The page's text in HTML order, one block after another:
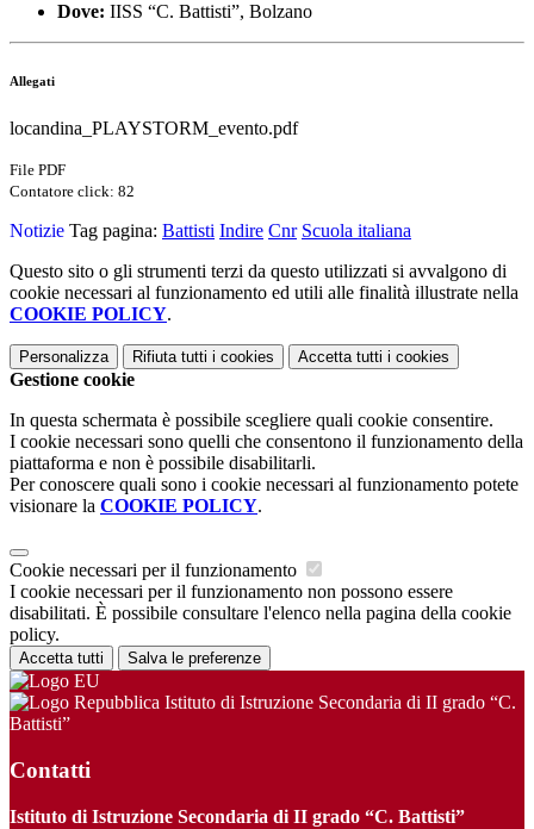
Dove: IISS “C. Battisti”, Bolzano
Allegati
locandina_PLAYSTORM_evento.pdf
File PDF
Contatore click: 82
Notizie Tag pagina: Battisti Indire Cnr Scuola italiana
Questo sito o gli strumenti terzi da questo utilizzati si avvalgono di
cookie necessari al funzionamento ed utili alle finalità illustrate nella
COOKIE POLICY.
Personalizza Rifiuta tutti i cookies Accetta tutti i cookies
Gestione cookie
In questa schermata è possibile scegliere quali cookie consentire.
I cookie necessari sono quelli che consentono il funzionamento della
piattaforma e non è possibile disabilitarli.
Per conoscere quali sono i cookie necessari al funzionamento potete
visionare la COOKIE POLICY.
Cookie necessari per il funzionamento
I cookie necessari per il funzionamento non possono essere
disabilitati. È possibile consultare l'elenco nella pagina della cookie
policy.
Accetta tutti Salva le preferenze
Istituto di Istruzione Secondaria di II grado “C.
Battisti”
Contatti
Istituto di Istruzione Secondaria di II grado “C. Battisti”